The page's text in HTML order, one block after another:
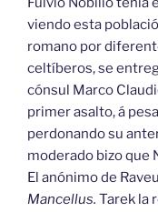
viendo esta
romano por
celtíberos, se
cónsul Marco
primer asalto, á
perdonando su
moderado bizo que
El anónimo de
Mancellus. Tarek la